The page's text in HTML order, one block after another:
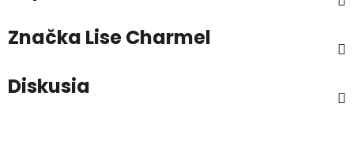
Značka Lise Charmel
Diskusia